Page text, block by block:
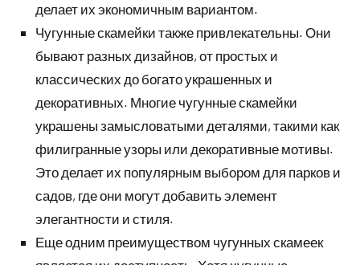
делает их экономичным вариантом.
Чугунные скамейки также привлекательны. Они
бывают разных дизайнов, от простых и
классических до богато украшенных и
декоративных. Многие чугунные скамейки
украшены замысловатыми деталями, такими как
филигранные узоры или декоративные мотивы.
Это делает их популярным выбором для парков и
садов, где они могут добавить элемент
элегантности и стиля.
Еще одним преимуществом чугунных скамеек